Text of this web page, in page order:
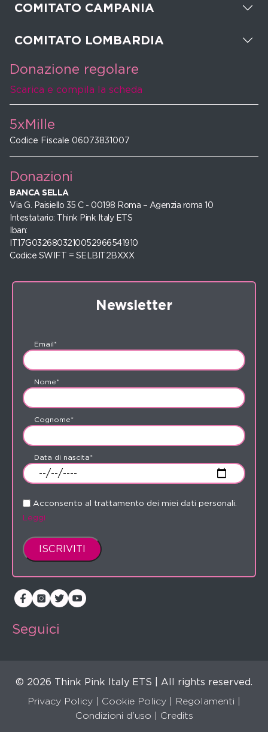
COMITATO CAMPANIA
COMITATO LOMBARDIA
Donazione regolare
Scarica e compila la scheda
5xMille
Codice Fiscale 06073831007
Donazioni
BANCA SELLA
Via G. Paisiello 35 C - 00198 Roma – Agenzia roma 10
Intestatario: Think Pink Italy ETS
Iban:
IT17G0326803210052966541910
Codice SWIFT = SELBIT2BXXX
Newsletter
Email*
Nome*
Cognome*
Data di nascita*
Acconsento al trattamento dei miei dati personali.
Leggi
Seguici
© 2026 Think Pink Italy ETS | All rights reserved.
Privacy Policy
Cookie Policy Regolamenti
Condizioni d'uso |
Credits